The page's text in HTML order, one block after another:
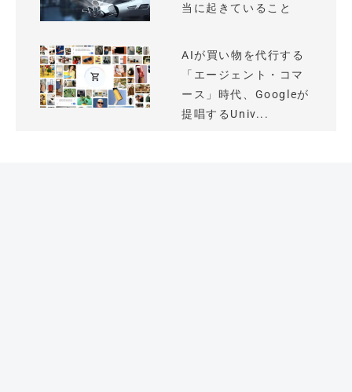
当に起きていること
AIが買い物を代行する
「エージェント・コマ
ース」時代、Googleが
提唱するUniv...